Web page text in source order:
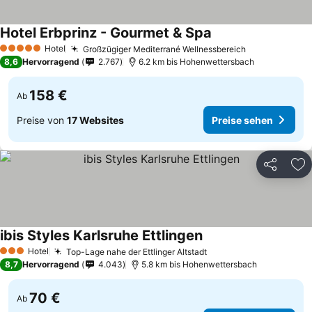
5 Sterne Hotel Großzügiger Mediterrané WellnessbereichPreise sehen
Hotel Erbprinz - Gourmet & Spa
8,6 Hervorragend 2.767 6.2 km bis Hohenwettersbach
Ab 158 €
Preise von 17 Websites Preise sehen
Teilen
3 SterneHotel Top-Lage nahe der Ettlinger AltstadtPreise sehen
ibis Styles Karlsruhe EttlingenPreise sehen
8,7 Hervorragend 4.043 5.8 km bis Hohenwettersbach
Ab 70 €